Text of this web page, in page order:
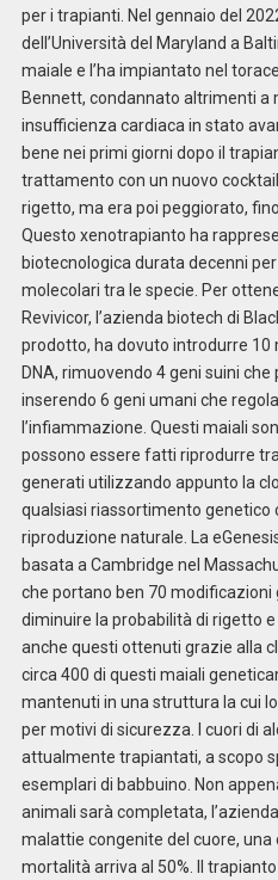
per i trapianti. Nel gennaio del
dell’Università del Maryland a
maiale e l’ha impiantato nel
Bennett, condannato altrimenti a
insufficienza cardiaca in stato
bene nei primi giorni dopo il
trattamento con un nuovo
rigetto, ma era poi peggiorato,
Questo xenotrapianto ha
biotecnologica durata decenni
molecolari tra le specie. Per
Revivicor, l’azienda biotech di
prodotto, ha dovuto introdurre 10
DNA, rimuovendo 4 geni suini
inserendo 6 geni umani che
l’infiammazione. Questi maiali
possono essere fatti riprodurre
generati utilizzando appunto la
qualsiasi riassortimento genetico
riproduzione naturale. La
basata a Cambridge nel
che portano ben 70 modificazioni
diminuire la probabilità di rigetto
anche questi ottenuti grazie alla
circa 400 di questi maiali
mantenuti in una struttura la cui
per motivi di sicurezza. I cuori di
attualmente trapiantati, a scopo
esemplari di babbuino. Non
animali sarà completata,
malattie congenite del cuore, una
mortalità arriva al 50%. Il